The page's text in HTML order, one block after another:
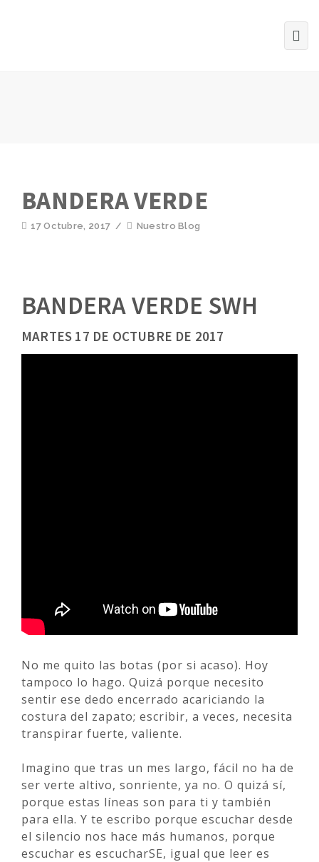
BANDERA VERDE
17 Octubre, 2017 / Nuestro Blog
BANDERA VERDE SWH
MARTES 17 DE OCTUBRE DE 2017
No me quito las botas (por si acaso). Hoy
tampoco lo hago. Quizá porque necesito
sentir ese dedo encerrado acariciando la
costura del zapato; escribir, a veces, necesita
transpirar fuerte, valiente.
Imagino que tras un mes largo, fácil no ha de
ser verte altivo, sonriente, ya no. O quizá sí,
porque estas líneas son para ti y también
para ella. Y te escribo porque escuchar desde
el silencio nos hace más humanos, porque
escuchar es escucharSE, igual que leer es